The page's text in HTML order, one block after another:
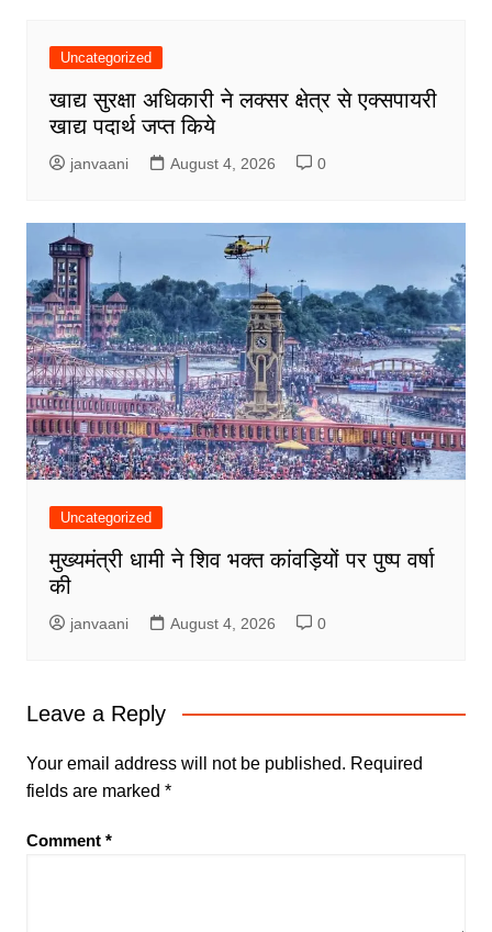
Uncategorized
खाद्य सुरक्षा अधिकारी ने लक्सर क्षेत्र से एक्सपायरी
खाद्य पदार्थ जप्त किये
janvaani August 4, 2026 0
Uncategorized
मुख्यमंत्री धामी ने शिव भक्त कांवड़ियों पर पुष्प वर्षा
की
janvaani August 4, 2026 0
Leave a Reply
Your email address will not be published. Required
fields are marked *
Comment *